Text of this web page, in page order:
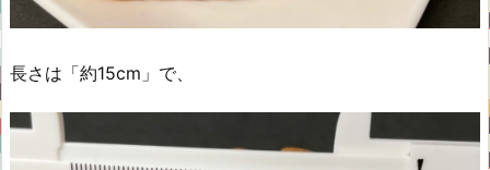
長さは「約15cm」で、